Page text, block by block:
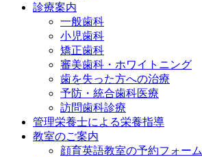
診療案内
一般歯科
小児歯科
矯正歯科
審美歯科・ホワイトニング
歯を失った方への治療
予防・統合歯科医療
訪問歯科診療
管理栄養士による栄養指導
教室のご案内
顔育英語教室の予約フォーム